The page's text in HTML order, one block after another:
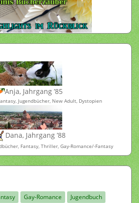
Anja, Jahrgang ’85
Jugendbücher, New Adult, Dystopien
Dana, Jahrgang ’88
Fantasy, Thriller, Gay-Romance/-Fantasy
Gay-Romance
Jugendbuch